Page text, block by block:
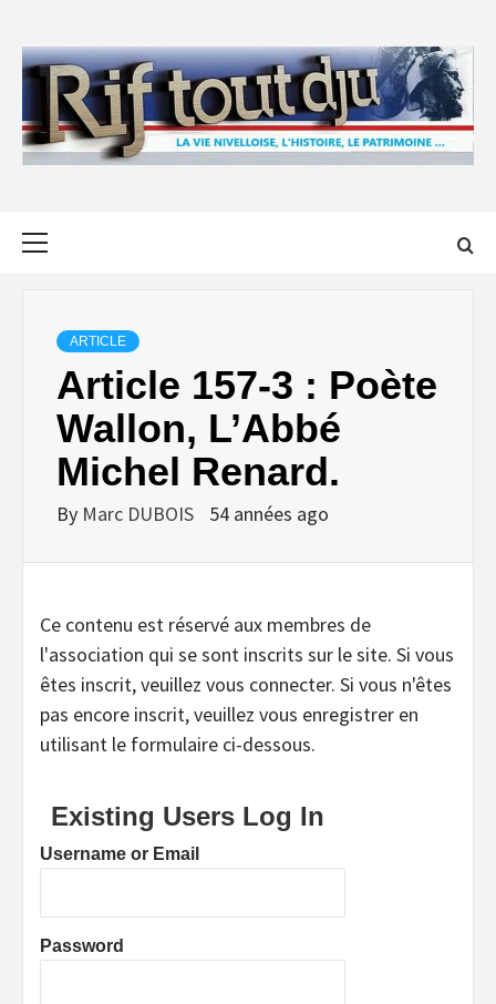
content
ARTICLE
Article 157-3 : Poète
Wallon, L’Abbé
Michel Renard.
By Marc DUBOIS 54 années ago
Ce contenu est réservé aux membres de
l'association qui se sont inscrits sur le site. Si vous
êtes inscrit, veuillez vous connecter. Si vous n'êtes
pas encore inscrit, veuillez vous enregistrer en
utilisant le formulaire ci-dessous.
Existing Users Log In
Username or Email
Password